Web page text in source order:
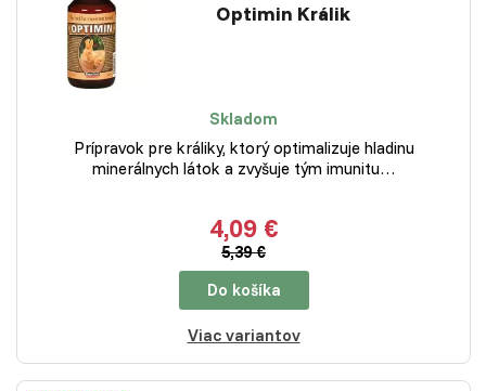
Optimin Králik
Skladom
Prípravok pre králiky, ktorý optimalizuje hladinu
minerálnych látok a zvyšuje tým imunitu…
4,09 €
5,39 €
Do košíka
Viac variantov